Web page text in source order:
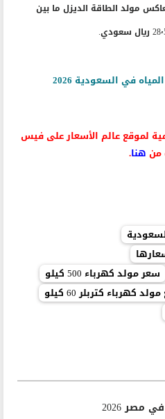
مولد الطاقة الديزل ما بين
في السعودية 2026
لموقع عالم الأسعار على فيس
من هنا.
سعر مولد كهرباء 500 كيلو
كهرباء كتربلر 60 كيلو
مصر 2026